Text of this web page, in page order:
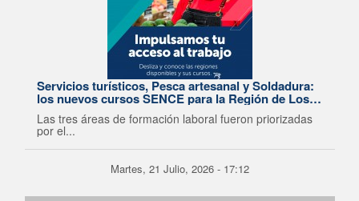
Servicios turísticos, Pesca artesanal y Soldadura:
los nuevos cursos SENCE para la Región de Los
Lagos
Las tres áreas de formación laboral fueron priorizadas
por el...
Martes, 21 Julio, 2026 - 17:12